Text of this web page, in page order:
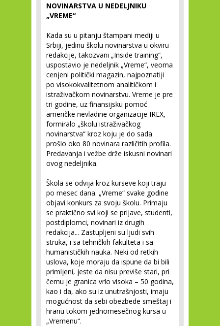
NOVINARSTVA U NEDELJNIKU
„VREME“
Kada su u pitanju štampani mediji u
Srbiji, jedinu školu novinarstva u okviru
redakcije, takozvani „Inside training“,
uspostavio je nedeljnik „Vreme“, veoma
cenjeni politički magazin, najpoznatiji
po visokokvalitetnom analitičkom i
istraživačkom novinarstvu. Vreme je pre
tri godine, uz finansijsku pomoć
američke nevladine organizacije IREX,
formiralo „školu istraživačkog
novinarstva“ kroz koju je do sada
prošlo oko 80 novinara različitih profila.
Predavanja i vežbe drže iskusni novinari
ovog nedeljnika.
Škola se odvija kroz kurseve koji traju
po mesec dana. „Vreme“ svake godine
objavi konkurs za svoju školu. Primaju
se praktično svi koji se prijave, studenti,
postdiplomci, novinari iz drugih
redakcija... Zastupljeni su ljudi svih
struka, i sa tehničkih fakulteta i sa
humanističkih nauka. Neki od retkih
uslova, koje moraju da ispune da bi bili
primljeni, jeste da nisu previše stari, pri
čemu je granica vrlo visoka – 50 godina,
kao i da, ako su iz unutrašnjosti, imaju
mogućnost da sebi obezbede smeštaj i
hranu tokom jednomesečnog kursa u
„Vremenu“.